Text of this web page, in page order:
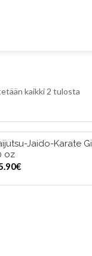
kaikki 2 tulosta
VALITSE VAIHTOEHDOISTA
Jaido-Karate Gi
oz
€